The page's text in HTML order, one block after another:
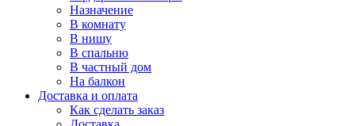
Назначение
В комнату
В нишу
В спальню
В частный дом
На балкон
Доставка и оплата
Как сделать заказ